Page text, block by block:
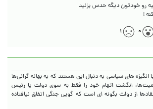
!
۰ ۱
انگیزه های سیاسی به دنبال این هستند که به بهانه گرانی‌ها
انگشت اتهام خود را فقط به سوی دولت یا رئیس
از دولت بگونه ای است که گویی جنگی اتفاق نیافتاده